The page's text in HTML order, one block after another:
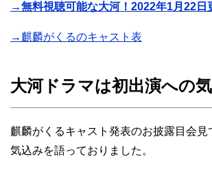
→無料視聴可能な大河！2022年1月22日
→麒麟がくるのキャスト表
大河ドラマは初出演への
麒麟がくるキャスト発表のお披露目会見
気込みを語っておりました。